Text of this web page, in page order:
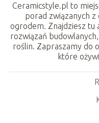
Ceramicstyle.pl to
porad związanych
ogrodem. Znajdziesz tu
rozwiązań
roślin. Zapraszamy do
które